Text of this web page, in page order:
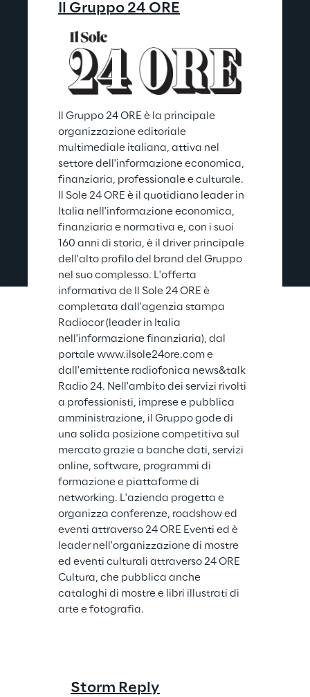
Il Gruppo 24 ORE
Il Gruppo 24 ORE è la principale
organizzazione editoriale
multimediale italiana, attiva nel
settore dell'informazione economica,
finanziaria, professionale e culturale.
Il Sole 24 ORE è il quotidiano leader in
Italia nell'informazione economica,
finanziaria e normativa e, con i suoi
160 anni di storia, è il driver principale
dell'alto profilo del brand del Gruppo
nel suo complesso. L'offerta
informativa de Il Sole 24 ORE è
completata dall'agenzia stampa
Radiocor (leader in Italia
nell'informazione finanziaria), dal
portale www.ilsole24ore.com e
dall'emittente radiofonica news&talk
Radio 24. Nell'ambito dei servizi rivolti
a professionisti, imprese e pubblica
amministrazione, il Gruppo gode di
una solida posizione competitiva sul
mercato grazie a banche dati, servizi
online, software, programmi di
formazione e piattaforme di
networking. L'azienda progetta e
organizza conferenze, roadshow ed
eventi attraverso 24 ORE Eventi ed è
leader nell'organizzazione di mostre
ed eventi culturali attraverso 24 ORE
Cultura, che pubblica anche
cataloghi di mostre e libri illustrati di
arte e fotografia.
Storm Reply